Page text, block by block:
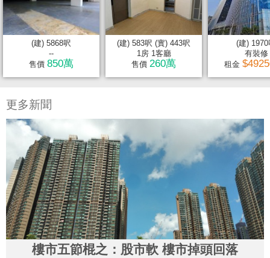
(建) 5868呎
--
售價 850萬
(建) 583呎 (實) 443呎
1房 1客廳
售價 260萬
(建) 1970
有裝修
租金
更多新聞
樓市五節棍之：股市軟 樓市掉頭回落